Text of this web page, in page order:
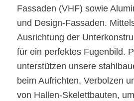
Fassaden (VHF) sowie
und Design-Fassaden.
Ausrichtung der
für ein perfektes Fugenbild.
unterstützen unsere
beim Aufrichten, Verbolzen
von Hallen-Skelettbauten,